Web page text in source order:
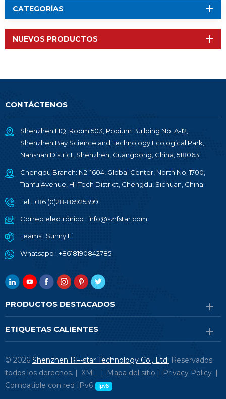
CATEGORÍAS
NUEVOS PRODUCTOS
CONTÁCTENOS
Shenzhen HQ: Room 503, Podium Building No. A-12,
Shenzhen Bay Science and Technology Ecological Park,
Nanshan District, Shenzhen, Guangdong, China, 518063
Chengdu Branch: N2-1604, Global Center, North No. 1700,
Tianfu Avenue, Hi-Tech District, Chengdu, Sichuan, China
Tel : +86 (0)28-86925399
Correo electrónico : info@szrfstar.com
Teams : Sunny Li
Whatsapp : +8618190842785
PRODUCTOS DESTACADOS
ETIQUETAS CALIENTES
© 2026 Shenzhen RF-star Technology Co., Ltd. Reservados
todos los derechos. | XML | Mapa del sitio | Privacy Policy |
Compatible con red IPv6